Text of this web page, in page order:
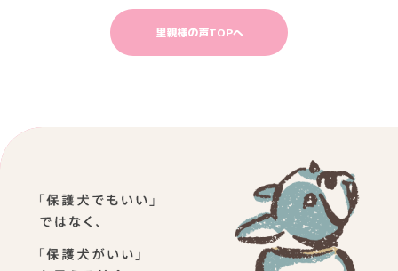
里親様の声TOPへ